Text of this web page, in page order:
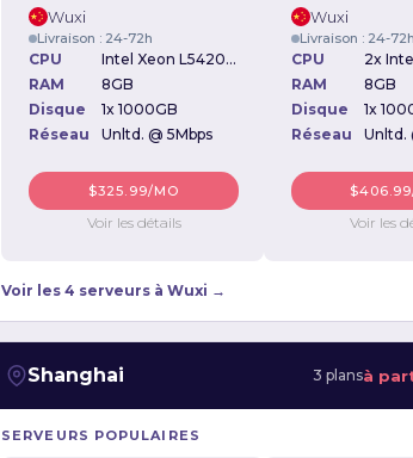
Wuxi
Livraison : 24-72h
CPU
Intel Xeon L5420 2.54GHz
RAM
8GB
Disque
1x 1000GB
Réseau
Unltd. @ 5Mbps
$325.99/MO
Voir les détails
Wuxi
Livraison : 24-72h
CPU
RAM
8GB
Disque
1x
Réseau
Unltd.
Voir les
Voir les 4 serveurs à Wuxi →
Shanghai 3 plansà
SERVEURS POPULAIRES